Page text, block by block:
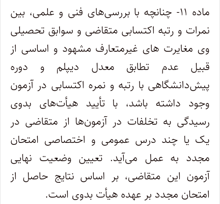
ماده ۱۱- چنانچه با بررسی‌های فنی و علمی، بین
نمرات و رتبه اکتسابی متقاضی و سوابق تحصیلی
وی مغایرت های غیرمتعارف مشهود و اساسی از
قبیل عدم تطابق معدل دیپلم و دوره
پیش‌دانشگاهی با رتبه و نمره اکتسابی در آزمون
وجود داشته باشد، با تأیید هیأت‌های بدوی
رسیدگی به تخلفات در آزمون‌ها از متقاضی در
یک یا چند درس عمومی و اختصاصی امتحان
مجدد به عمل می‌آید. تعیین وضعیت نهایی
آزمون این متقاضی، بر اساس نتایج حاصل از
امتحان مجدد بر عهده هیأت بدوی است.